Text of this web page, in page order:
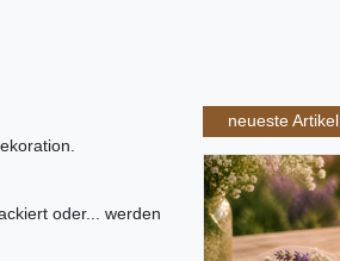
oder... werden
neueste Artikel